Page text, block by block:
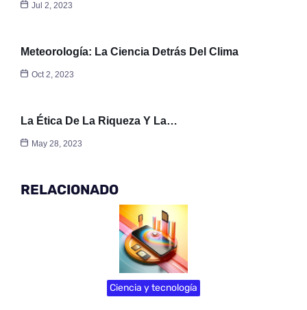
Jul 2, 2023
Meteorología: La Ciencia Detrás Del Clima
Oct 2, 2023
La Ética De La Riqueza Y La…
May 28, 2023
RELACIONADO
Ciencia y tecnología